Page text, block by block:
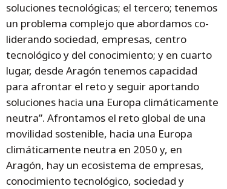
soluciones tecnológicas; el tercero; tenemos
un problema complejo que abordamos co-
liderando sociedad, empresas, centro
tecnológico y del conocimiento; y en cuarto
lugar, desde Aragón tenemos capacidad
para afrontar el reto y seguir aportando
soluciones hacia una Europa climáticamente
neutra”. Afrontamos el reto global de una
movilidad sostenible, hacia una Europa
climáticamente neutra en 2050 y, en
Aragón, hay un ecosistema de empresas,
conocimiento tecnológico, sociedad y